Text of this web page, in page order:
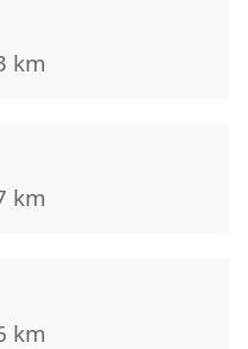
km
km
km